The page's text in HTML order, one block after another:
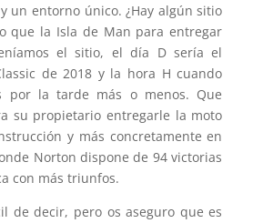
un entorno único. ¿Hay algún sitio
que la Isla de Man para entregar
el sitio, el día D sería el
de 2018 y la hora H cuando
por la tarde más o menos. Que
su propietario entregarle la moto
y más concretamente en
Norton dispone de 94 victorias
con más triunfos.
de decir, pero os aseguro que es